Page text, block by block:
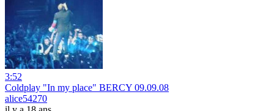
3:52
Coldplay "In my place" BERCY 09.09.08
alice54270